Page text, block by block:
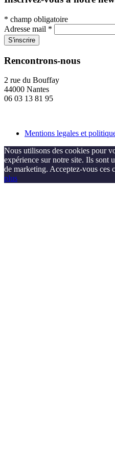
* champ obligatoire
Adresse mail *
Rencontrons-nous
2 rue du Bouffay
44000 Nantes
06 03 13 81 95
Mentions legales et
Nous utilisons des cookies pour
expérience sur notre site. Ils sont
de marketing. Acceptez-vous ces
plus